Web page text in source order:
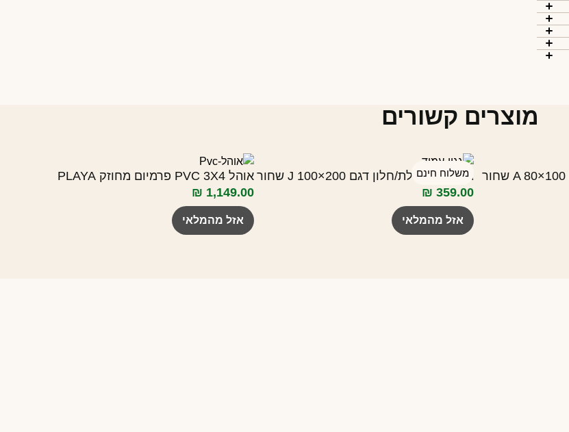
מוצרים קשורים
משלוח חינם
גגון גשם לדלת/חלון דגם J 100×200 שחור
₪ 359.00
אזל מהמלאי
אוהל PVC 3X4 פרמיום מחוזק PLAYA
₪ 1,149.00
אזל מהמלאי